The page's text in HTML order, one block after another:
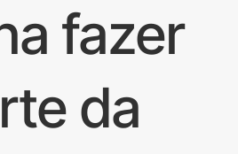
fazer
da